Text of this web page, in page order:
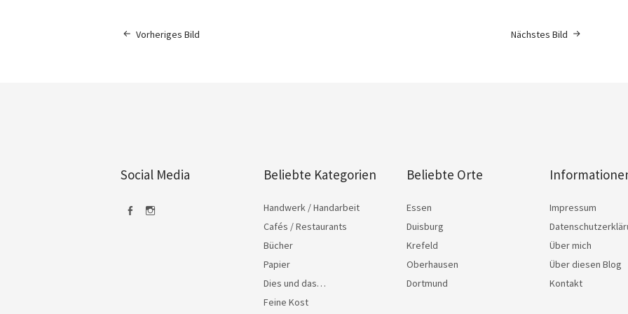
Nächstes Bild
Vorheriges Bild
Social Media Beliebte Kategorien
Handwerk / Handarbeit
Cafés / Restaurants
Bücher
Papier
Dies und das…
Feine Kost
Beliebte Orte
Essen
Duisburg
Krefeld
Oberhausen
Dortmund
Impressum
Über mich
Über diesen Blog
Kontakt